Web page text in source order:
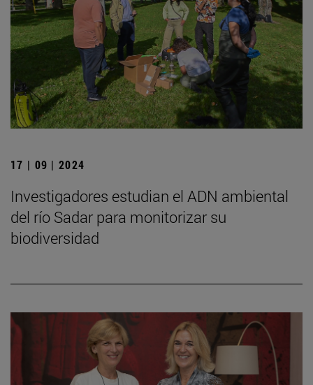
17 | 09 | 2024
Investigadores estudian el ADN ambiental
del río Sadar para monitorizar su
biodiversidad